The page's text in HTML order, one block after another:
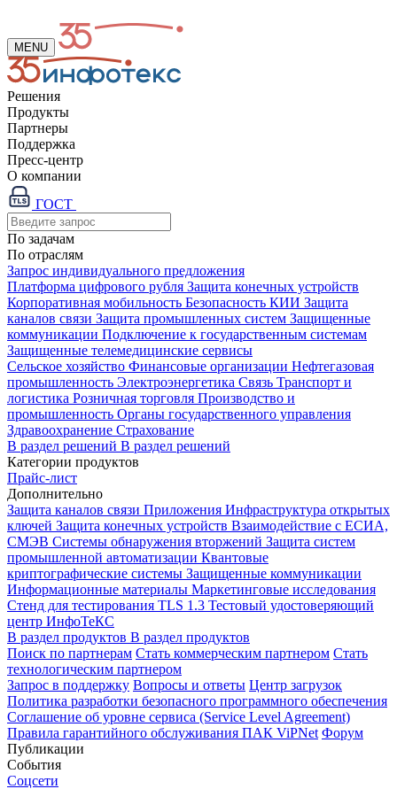
MENU
Решения
Продукты
Партнеры
Поддержка
Пресс-центр
О компании
ГОСТ
По задачам
По отраслям
Запрос индивидуального предложения
Платформа цифрового рубля Защита конечных устройств
Корпоративная мобильность Безопасность КИИ Защита
каналов связи Защита промышленных систем Защищенные
коммуникации Подключение к государственным системам
Защищенные телемедицинские сервисы
Сельское хозяйство Финансовые организации Нефтегазовая
промышленность Электроэнергетика Связь Транспорт и
логистика Розничная торговля Производство и
промышленность Органы государственного управления
Здравоохранение Страхование
В раздел решений В раздел решений
Категории продуктов
Прайс-лист
Дополнительно
Защита каналов связи Приложения Инфраструктура открытых
ключей Защита конечных устройств Взаимодействие с ЕСИА,
СМЭВ Системы обнаружения вторжений Защита систем
промышленной автоматизации Квантовые
криптографические системы Защищенные коммуникации
Информационные материалы Маркетинговые исследования
Стенд для тестирования TLS 1.3 Тестовый удостоверяющий
центр ИнфоТеКС
В раздел продуктов В раздел продуктов
Поиск по партнерам Стать коммерческим партнером Стать
технологическим партнером
Запрос в поддержку Вопросы и ответы Центр загрузок
Политика разработки безопасного программного обеспечения
Соглашение об уровне сервиса (Service Level Agreement)
Правила гарантийного обслуживания ПАК ViPNet Форум
Публикации
События
Соцсети